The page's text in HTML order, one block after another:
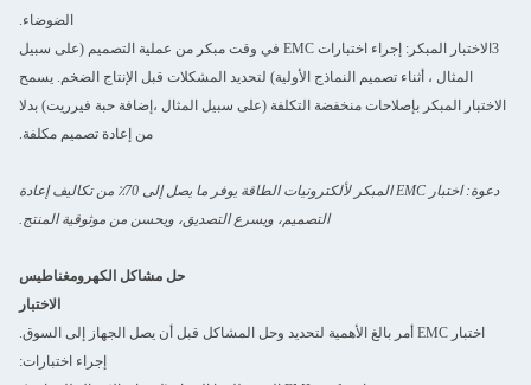
الضوضاء.
3الاختبار المبكر: إجراء اختبارات EMC في وقت مبكر من عملية التصميم (على سبيل
المثال ، أثناء تصميم النماذج الأولية) لتحديد المشكلات قبل الإنتاج الضخم. يسمح
الاختبار المبكر بإصلاحات منخفضة التكلفة (على سبيل المثال ،إضافة حبة فيرريت) بدلا
من إعادة تصميم مكلفة.
دعوة: اختبار EMC المبكر لألكترونيات الطاقة يوفر ما يصل إلى 70٪ من تكاليف إعادة
التصميم، ويسرع التصديق، ويحسن من موثوقية المنتج.
حل مشاكل الكهرومغناطيس
الاختبار
اختبار EMC أمر بالغ الأهمية لتحديد وحل المشاكل قبل أن يصل الجهاز إلى السوق.
إجراء اختبارات: